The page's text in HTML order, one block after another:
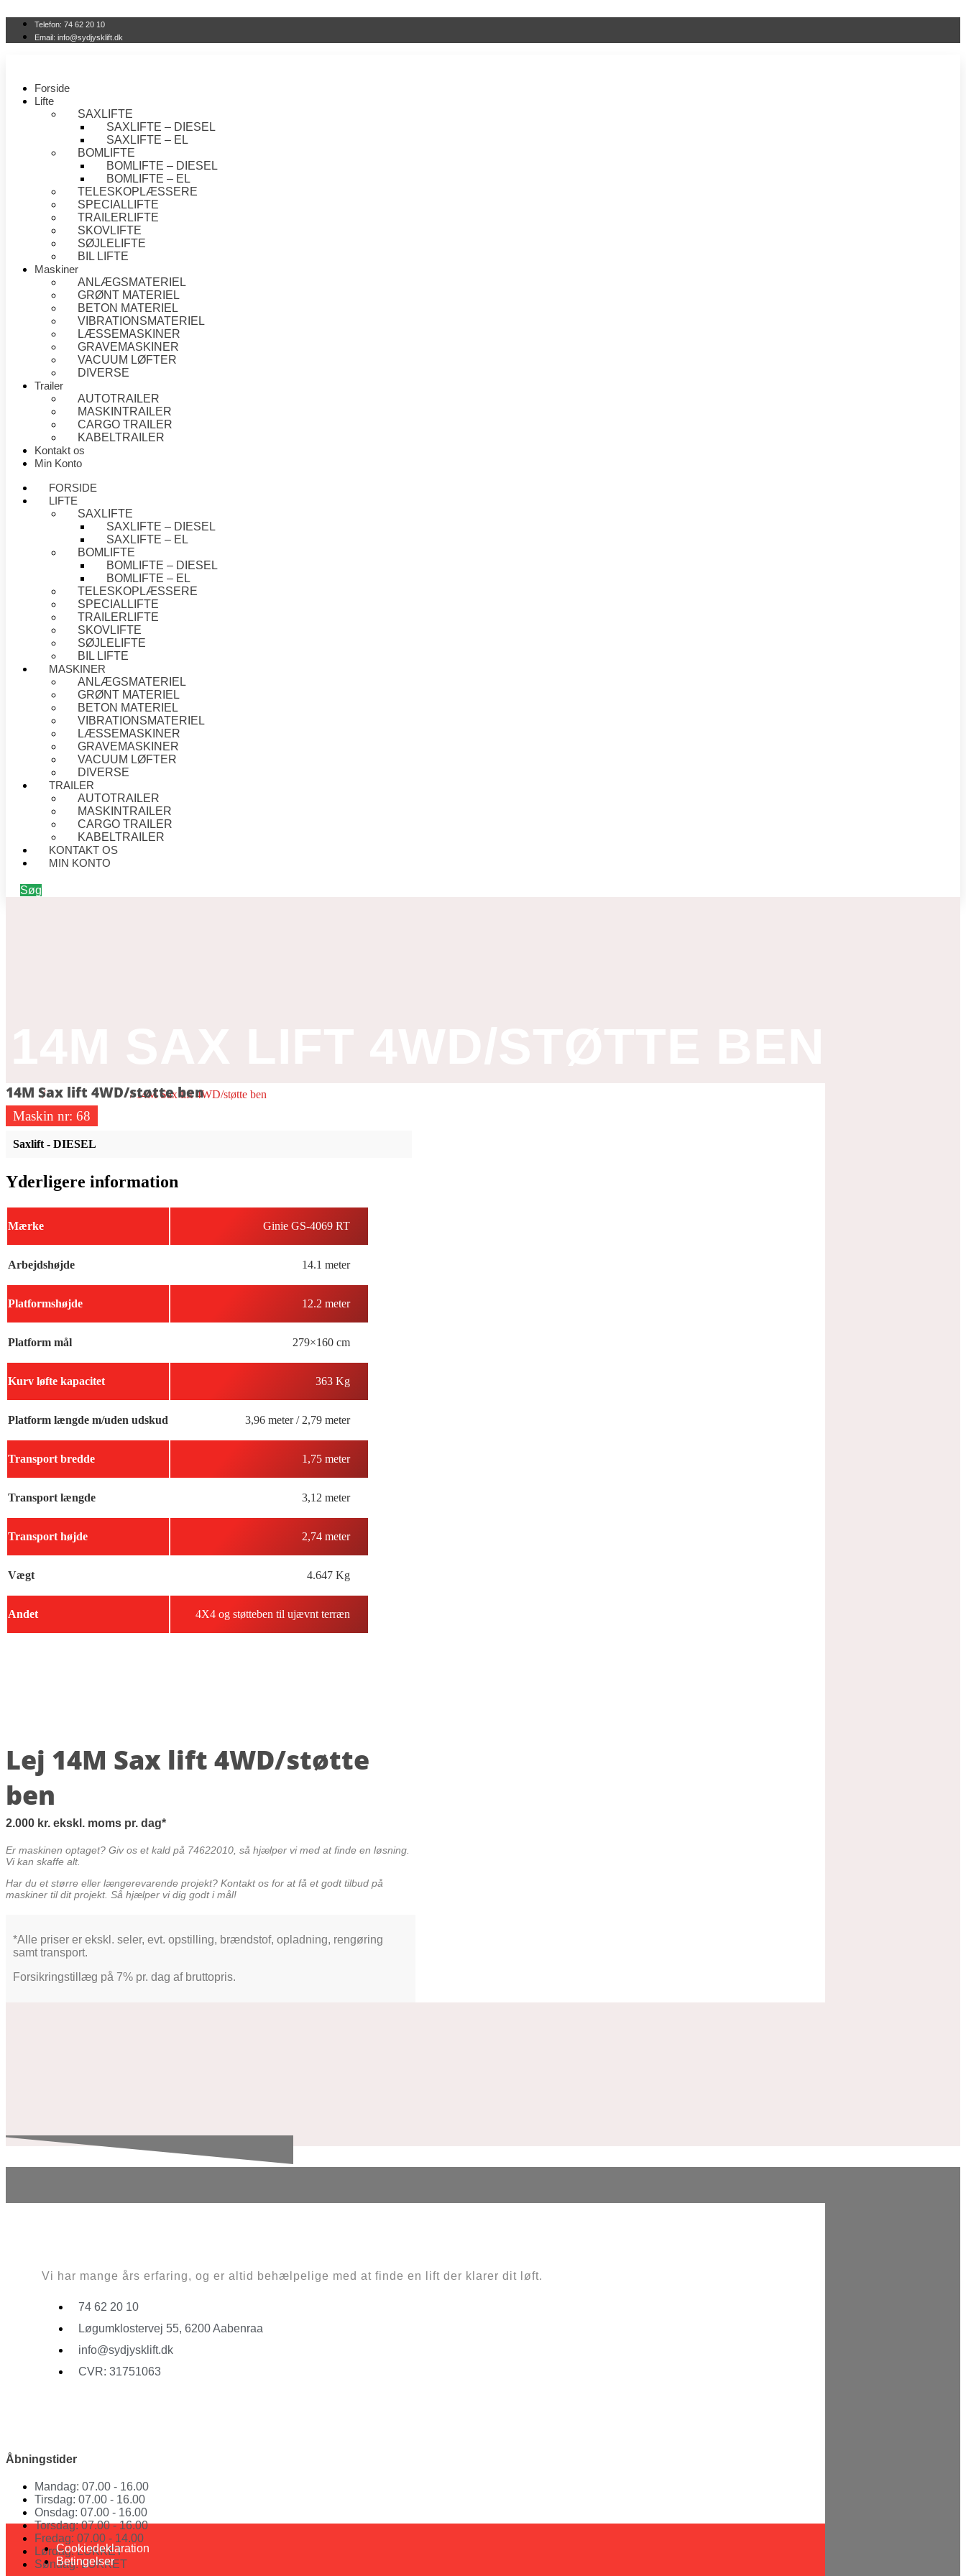
indhold
Telefon: 74 62 20 10
Email: info@sydjysklift.dk
Forside
Lifte
SAXLIFTE
SAXLIFTE – DIESEL
SAXLIFTE – EL
BOMLIFTE
BOMLIFTE – DIESEL
BOMLIFTE – EL
TELESKOPLÆSSERE
SPECIALLIFTE
TRAILERLIFTE
SKOVLIFTE
SØJLELIFTE
BIL LIFTE
Maskiner
ANLÆGSMATERIEL
GRØNT MATERIEL
BETON MATERIEL
VIBRATIONSMATERIEL
LÆSSEMASKINER
GRAVEMASKINER
VACUUM LØFTER
DIVERSE
Trailer
AUTOTRAILER
MASKINTRAILER
CARGO TRAILER
KABELTRAILER
Kontakt os
Min Konto
FORSIDE
LIFTE
SAXLIFTE
SAXLIFTE – DIESEL
SAXLIFTE – EL
BOMLIFTE
BOMLIFTE – DIESEL
BOMLIFTE – EL
TELESKOPLÆSSERE
SPECIALLIFTE
TRAILERLIFTE
SKOVLIFTE
SØJLELIFTE
BIL LIFTE
MASKINER
ANLÆGSMATERIEL
GRØNT MATERIEL
BETON MATERIEL
VIBRATIONSMATERIEL
LÆSSEMASKINER
GRAVEMASKINER
VACUUM LØFTER
DIVERSE
TRAILER
AUTOTRAILER
MASKINTRAILER
CARGO TRAILER
KABELTRAILER
KONTAKT OS
MIN KONTO
Søg
Forside/Saxlift - DIESEL/ 14M Sax lift 4WD/støtte ben
14M Sax lift 4WD/støtte ben
Maskin nr: 68
Saxlift - DIESEL
Yderligere information
Mærke Ginie GS-4069 RT
Arbejdshøjde 14.1 meter
Platformshøjde 12.2 meter
Platform mål 279×160 cm
Kurv løfte kapacitet 363 Kg
Platform længde m/uden udskud 3,96 meter / 2,79 meter
Transport bredde 1,75 meter
Transport længde 3,12 meter
Transport højde 2,74 meter
Vægt 4.647 Kg
Andet 4X4 og støtteben til ujævnt terræn
Lej 14M Sax lift 4WD/støtte
ben
2.000 kr. ekskl. moms pr. dag
Er maskinen optaget? Giv os et kald på 74622010, så hjælper vi med at finde en løsning.
Vi kan skaffe alt.
Har du et større eller længerevarende projekt? Kontakt os for at få et godt tilbud på
maskiner til dit projekt. Så hjælper vi dig godt i mål!
*Alle priser er ekskl. seler, evt. opstilling, brændstof, opladning, rengøring
samt transport.
Forsikringstillæg på 7% pr. dag af bruttopris.
Vi har mange års erfaring, og er altid behælpelige med at finde en lift der klarer dit løft.
74 62 20 10
Løgumklostervej 55, 6200 Aabenraa
info@sydjysklift.dk
CVR: 31751063
Åbningstider
Mandag: 07.00 - 16.00
Tirsdag: 07.00 - 16.00
Onsdag: 07.00 - 16.00
Torsdag: 07.00 - 16.00
Fredag: 07.00 - 14.00
Lørdag: LUKKET
Søndag: LUKKET
Cookiedeklaration
Betingelser